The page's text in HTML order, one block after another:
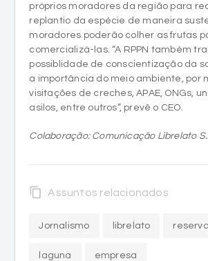
comercializá-las. “A RPPN também
possiblidade de conscientização da
a importância do meio ambiente, por
visitações de creches, APAE, ONGs,
asilos, entre outros”, prevê o CEO.
Colaboração: Comunicação Librelato